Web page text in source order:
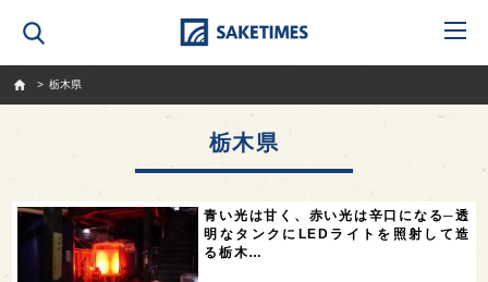
栃木県
栃木県
青い光は甘く、赤い光は辛口になる─透
明なタンクにLEDライトを照射して造
る栃木…